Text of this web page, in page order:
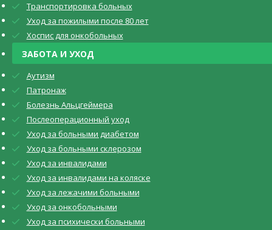
Транспортировка больных
Уход за пожилыми после 80 лет
Хоспис для онкобольных
ЗАБОТА И УХОД
Аутизм
Патронаж
Болезнь Альцгеймера
Послеоперационный уход
Уход за больными диабетом
Уход за больными склерозом
Уход за инвалидами
Уход за инвалидами на коляске
Уход за лежачими больными
Уход за онкобольными
Уход за психически больными